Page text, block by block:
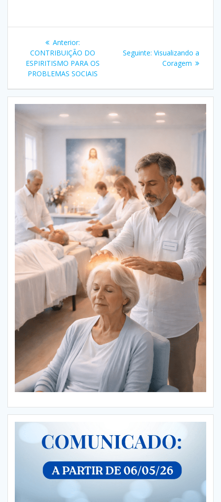
Navegação
de
Post
Anterior:Post
anterior:
CONTRIBUIÇÃO DO
ESPIRITISMO PARA OS
PROBLEMAS SOCIAIS
Seguinte: Post
seguinte:
Visualizando a
Coragem